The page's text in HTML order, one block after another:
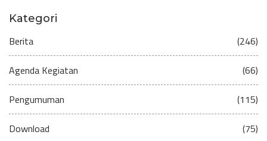
Kategori
Berita (246)
Agenda Kegiatan (66)
Pengumuman (115)
Download (75)